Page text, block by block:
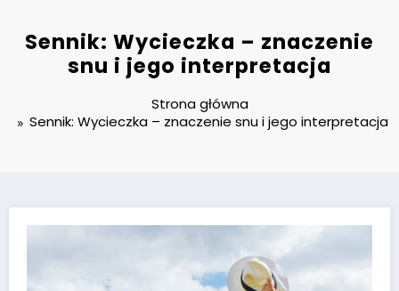
Sennik: Wycieczka – znaczenie
snu i jego interpretacja
Strona główna
Sennik: Wycieczka – znaczenie snu i jego interpretacja